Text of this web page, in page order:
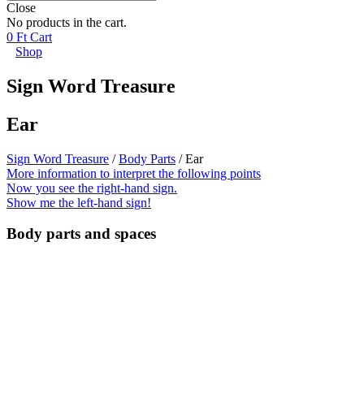
Close
No products in the cart.
0 Ft Cart
Shop
Sign Word Treasure
Ear
Sign Word Treasure /Body Parts / Ear
More information to interpret the following points
Now you see the right-hand sign.
Show me the left-hand sign!
Body parts and spaces